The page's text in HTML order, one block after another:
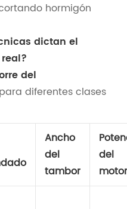
hormigón
dictan el
del
diferentes clases
Ancho
del
tambor
del
motor